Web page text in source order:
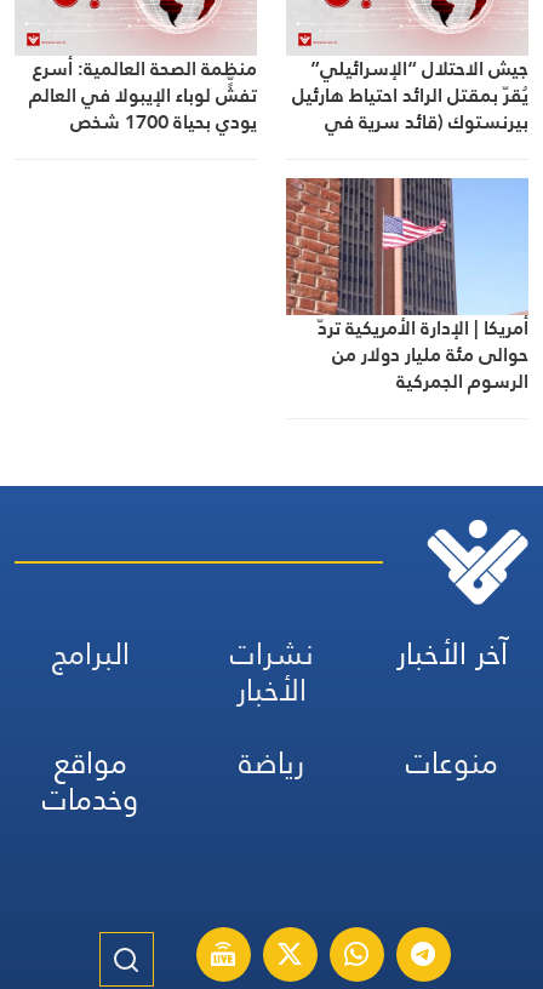
جيش الاحتلال “الإسرائيلي”
يُقرّ بمقتل الرائد احتياط هارئيل
بيرنستوك (قائد سرية في
احتياط تمير فكنين في معارك
بجنوب لبنان
منظمة الصحة العالمية: أسرع
تفشٍّ لوباء الإيبولا في العالم
يودي بحياة 1700 شخص
أمريكا | الإدارة الأمريكية تردّ
حوالى مئة مليار دولار من
الرسوم الجمركية
آخر الأخبار نشرات
الأخبار
البرامج
منوعات
رياضة مواقع
وخدمات